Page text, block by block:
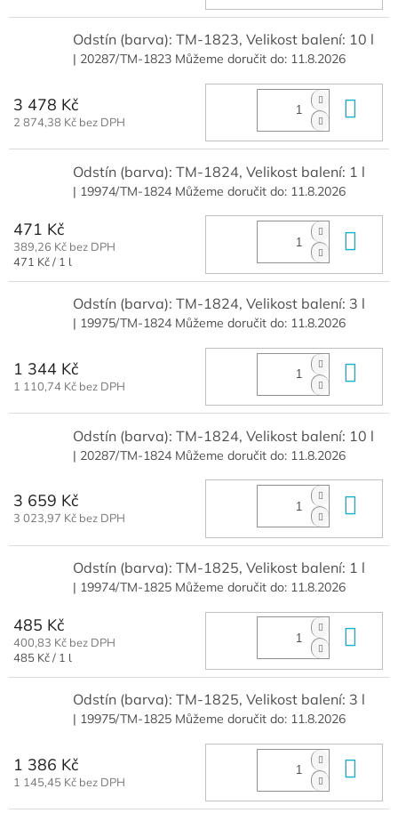
Odstín (barva): TM-1823, Velikost balení: 10 l
| 20287/TM-1823 Můžeme doručit do: 11.8.2026
3 478 Kč
2 874,38 Kč bez DPH
Odstín (barva): TM-1824, Velikost balení: 1 l
| 19974/TM-1824 Můžeme doručit do: 11.8.2026
471 Kč
389,26 Kč bez DPH
Měrná
471 Kč / 1 l
Odstín (barva): TM-1824, Velikost balení: 3 l
| 19975/TM-1824 Můžeme doručit do: 11.8.2026
1 344 Kč
1 110,74 Kč bez DPH
Odstín (barva): TM-1824, Velikost balení: 10 l
| 20287/TM-1824 Můžeme doručit do: 11.8.2026
3 659 Kč
3 023,97 Kč bez DPH
Odstín (barva): TM-1825, Velikost balení: 1 l
| 19974/TM-1825 Můžeme doručit do: 11.8.2026
485 Kč
400,83 Kč bez DPH
Měrná
485 Kč / 1 l
Odstín (barva): TM-1825, Velikost balení: 3 l
| 19975/TM-1825 Můžeme doručit do: 11.8.2026
1 386 Kč
1 145,45 Kč bez DPH